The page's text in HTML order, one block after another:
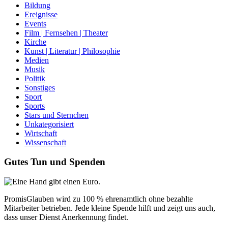
Bildung
Ereignisse
Events
Film | Fernsehen | Theater
Kirche
Kunst | Literatur | Philosophie
Medien
Musik
Politik
Sonstiges
Sport
Sports
Stars und Sternchen
Unkategorisiert
Wirtschaft
Wissenschaft
Gutes Tun und Spenden
PromisGlauben wird zu 100 % ehrenamtlich ohne bezahlte
Mitarbeiter betrieben. Jede kleine Spende hilft und zeigt uns auch,
dass unser Dienst Anerkennung findet.